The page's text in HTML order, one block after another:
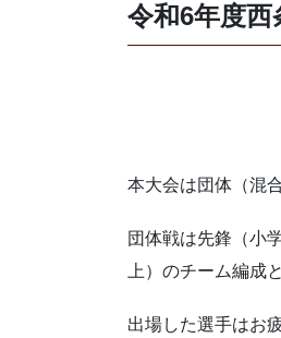
令和6年度
本大会は団体（混
団体戦は先鋒（小
上）のチーム編成
出場した選手はお